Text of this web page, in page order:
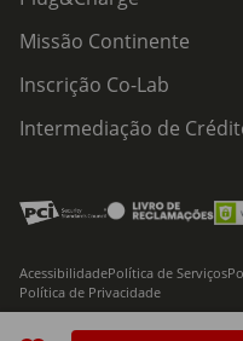
Missão Continente
Inscrição Co-Lab
Intermediação de
AcessibilidadePolítica de Serviços
Política de Privacidade